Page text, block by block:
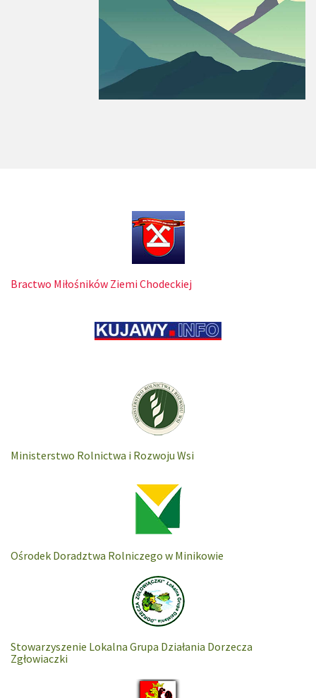
Bractwo Miłośników Ziemi Chodeckiej
Ministerstwo Rolnictwa i Rozwoju Wsi
Ośrodek Doradztwa Rolniczego w Minikowie
Stowarzyszenie Lokalna Grupa Działania Dorzecza
Zgłowiaczki